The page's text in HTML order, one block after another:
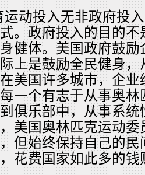
运动投入无非政府投
。政府投入的目的
健体。美国政府鼓
上是鼓励全民健身
美国许多城市，企
一个有志于从事奥
俱乐部中，从事系
美国奥林匹克运动
但始终保持自己的
花费国家如此多的钱